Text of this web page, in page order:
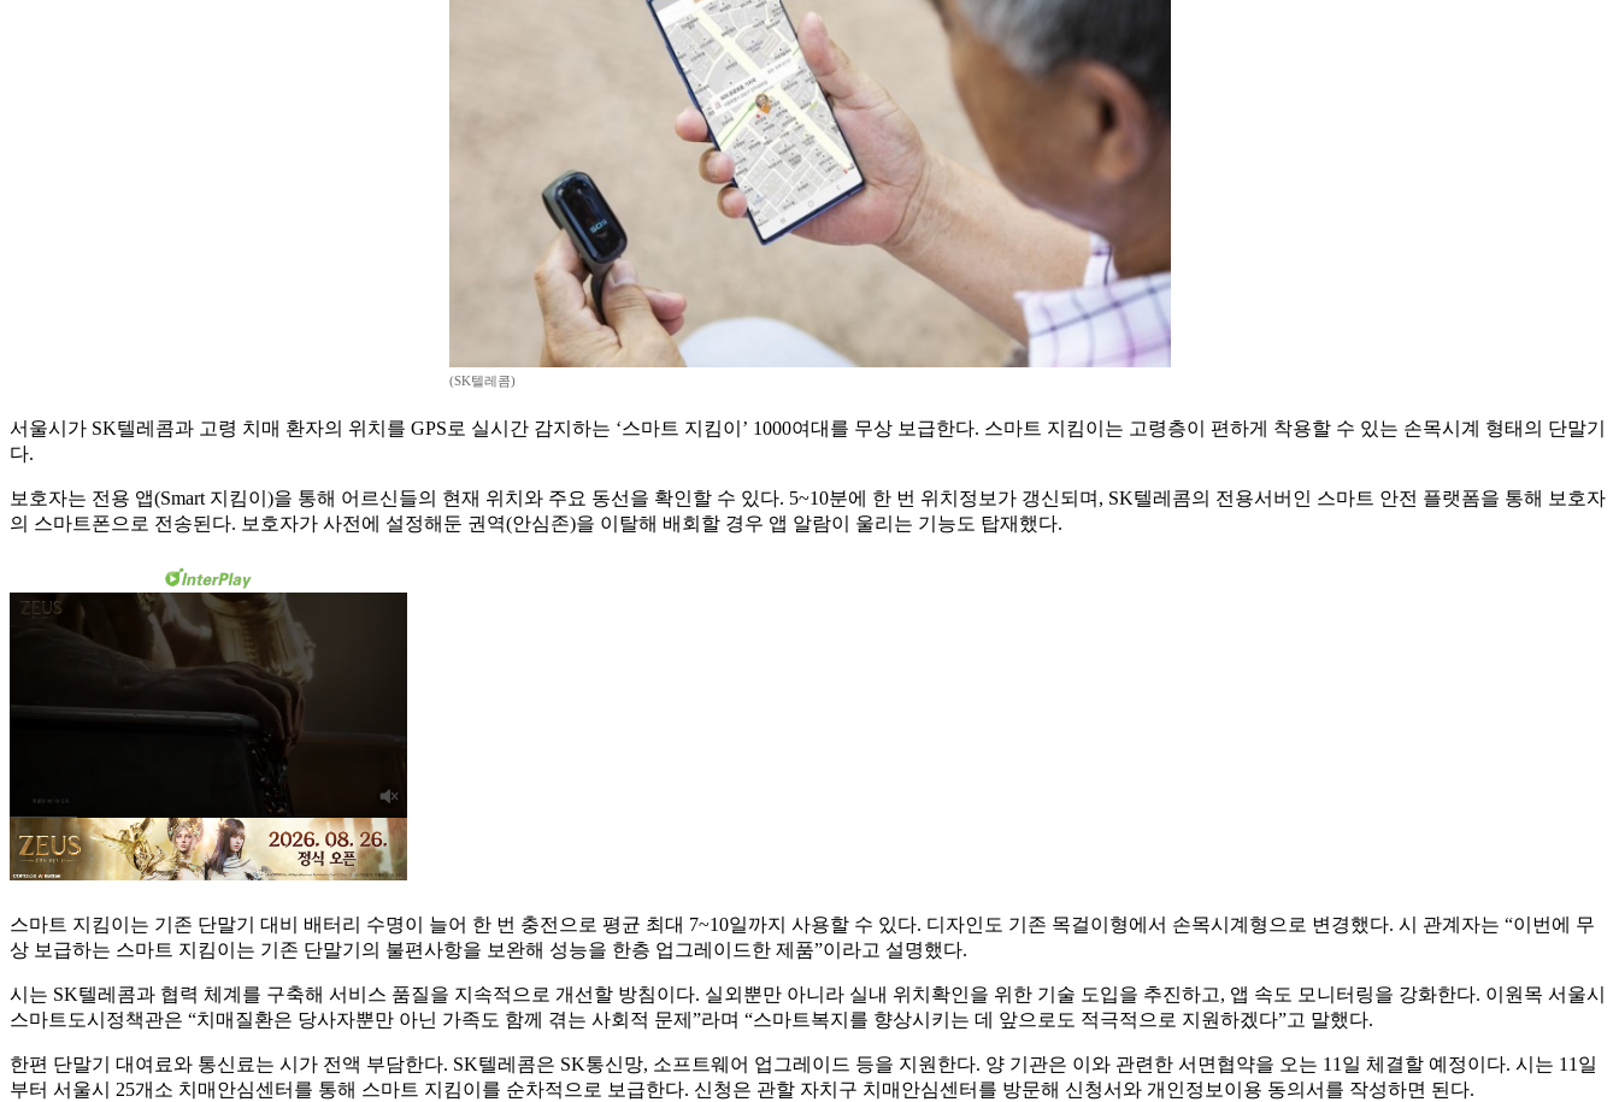
(SK텔레콤)
서울시가 SK텔레콤과 고령 치매 환자의 위치를 GPS로 실시간 감지하는 ‘스마트 지킴이’ 1000여대를 무상 보급한다. 스마트 지킴이는 고령층이 편하게 착용할 수 있는 손목시계 형태의 단말기
다.
보호자는 전용 앱(Smart 지킴이)을 통해 어르신들의 현재 위치와 주요 동선을 확인할 수 있다. 5~10분에 한 번 위치정보가 갱신되며, SK텔레콤의 전용서버인 스마트 안전 플랫폼을 통해 보호자
의 스마트폰으로 전송된다. 보호자가 사전에 설정해둔 권역(안심존)을 이탈해 배회할 경우 앱 알람이 울리는 기능도 탑재했다.
스마트 지킴이는 기존 단말기 대비 배터리 수명이 늘어 한 번 충전으로 평균 최대 7~10일까지 사용할 수 있다. 디자인도 기존 목걸이형에서 손목시계형으로 변경했다. 시 관계자는 “이번에 무
상 보급하는 스마트 지킴이는 기존 단말기의 불편사항을 보완해 성능을 한층 업그레이드한 제품”이라고 설명했다.
시는 SK텔레콤과 협력 체계를 구축해 서비스 품질을 지속적으로 개선할 방침이다. 실외뿐만 아니라 실내 위치확인을 위한 기술 도입을 추진하고, 앱 속도 모니터링을 강화한다. 이원목 서울시
스마트도시정책관은 “치매질환은 당사자뿐만 아닌 가족도 함께 겪는 사회적 문제”라며 “스마트복지를 향상시키는 데 앞으로도 적극적으로 지원하겠다”고 말했다.
한편 단말기 대여료와 통신료는 시가 전액 부담한다. SK텔레콤은 SK통신망, 소프트웨어 업그레이드 등을 지원한다. 양 기관은 이와 관련한 서면협약을 오는 11일 체결할 예정이다. 시는 11일
부터 서울시 25개소 치매안심센터를 통해 스마트 지킴이를 순차적으로 보급한다. 신청은 관할 자치구 치매안심센터를 방문해 신청서와 개인정보이용 동의서를 작성하면 된다.